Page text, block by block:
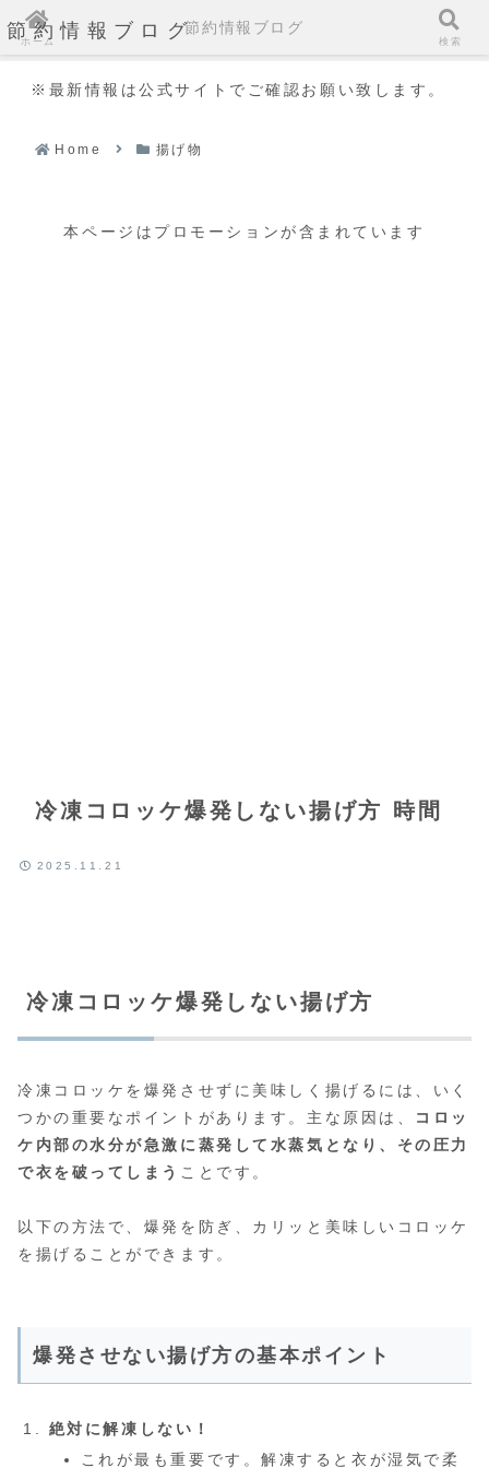
節約情報ブログ
※最新情報は公式サイトでご確認お願い致します。
Home 揚げ物
本ページはプロモーションが含まれています
冷凍コロッケ爆発しない揚げ方 時間
2025.11.21
冷凍コロッケ爆発しない揚げ方
冷凍コロッケを爆発させずに美味しく揚げるには、いく
つかの重要なポイントがあります。主な原因は、
コロッ
ケ内部の水分が急激に蒸発して水蒸気となり、その圧力
で衣を破ってしまう ことです。
以下の方法で、爆発を防ぎ、カリッと美味しいコロッケ
を揚げることができます。
爆発させない揚げ方の基本ポイント
絶対に解凍しない！
これが最も重要です。解凍すると衣が湿気で柔
ホーム
節約情報ブログ
検索